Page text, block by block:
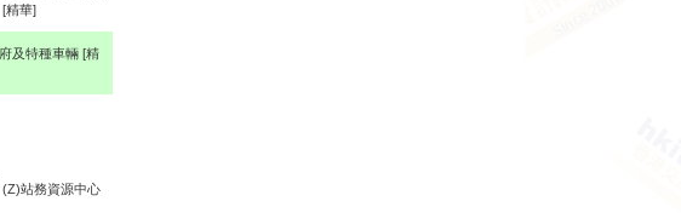
[精華]
及特種車輛 [精
(Z)站務資源中心